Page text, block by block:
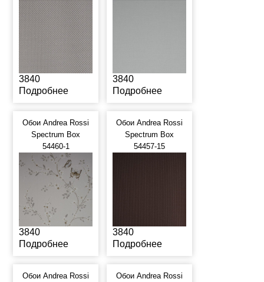
3840
Подробнее
3840
Подробнее
Обои Andrea Rossi
Spectrum Box
54460-1
3840
Подробнее
Обои Andrea Rossi
Spectrum Box
54457-15
3840
Подробнее
Обои Andrea Rossi
Обои Andrea Rossi